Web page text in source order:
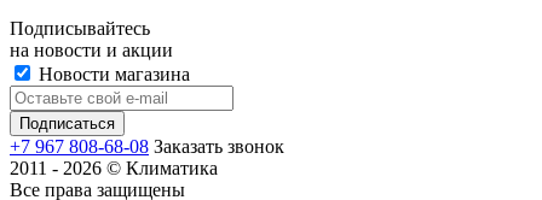
Подписывайтесь
на новости и акции
Новости магазина
+7 967 808-68-08 Заказать звонок
2011 - 2026 © Климатика
Все права защищены